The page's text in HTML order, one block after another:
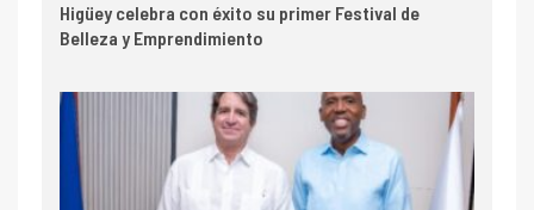
Higüey celebra con éxito su primer Festival de
Belleza y Emprendimiento